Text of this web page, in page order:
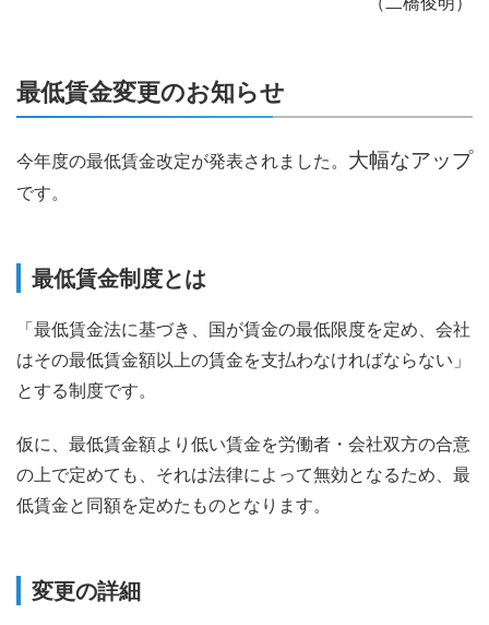
最低賃金変更のお知らせ
今年度の最低賃金改定が発表されました。 大幅なアップ
です。
最低賃金制度とは
「最低賃金法に基づき、国が賃金の最低限度を定め、会社
はその最低賃金額以上の賃金を支払わなければならない」
とする制度です。
仮に、最低賃金額より低い賃金を労働者・会社双方の合意
の上で定めても、それは法律によって無効となるため、最
低賃金と同額を定めたものとなります。
変更の詳細